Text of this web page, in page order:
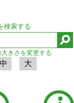
検索する
きさを変更する
中 大